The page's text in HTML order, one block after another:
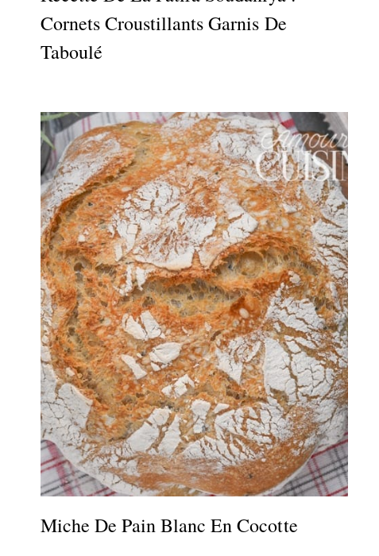
Cornets Croustillants Garnis De
Taboulé
Miche De Pain Blanc En Cocotte